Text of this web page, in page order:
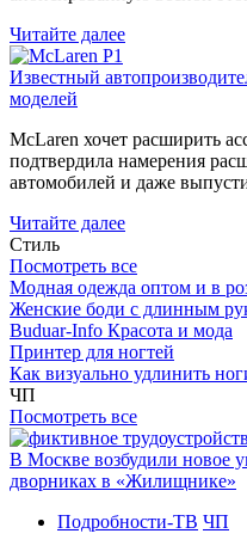
Читайте далее
Известный
моделей
McLaren хочет расширить
подтвердила намерения
автомобилей и даже
Читайте далее
Стиль
Посмотреть все
Модная одежда оптом и в
Женские боди с длинным
Buduar-Info Красота и мода
Принтер для ногтей
Как визуально удлинить
ЧП
Посмотреть все
В Москве возбудили новое
дворниках в «Жилищнике»
Подробности-ТВ ЧП